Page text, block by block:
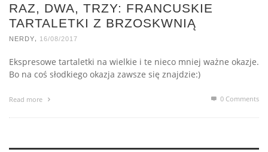
RAZ, DWA, TRZY: FRANCUSKIE
TARTALETKI Z BRZOSKWNIĄ
NERDY 16/08/2017
Ekspresowe tartaletki na wielkie i te nieco mniej ważne okazje.
Bo na coś słodkiego okazja zawsze się znajdzie:)
Read more 0 Comments